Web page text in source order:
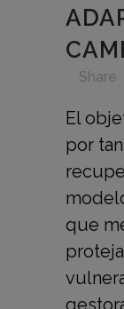
Share
El
por
que